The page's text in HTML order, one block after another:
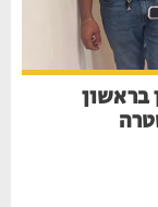
בראשון